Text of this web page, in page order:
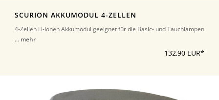
SCURION AKKUMODUL 4-ZELLEN
4-Zellen Li-Ionen Akkumodul geeignet für die Basic- und Tauchlampen
... mehr
132,90 EUR*